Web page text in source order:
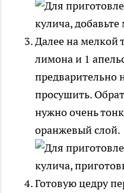
Далее на мелкой
лимона и 1
просушить.
нужно очень
оранжевый слой.
Готовую цедру